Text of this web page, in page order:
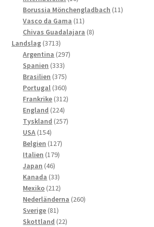
produkter
Borussia Mönchengladbach 1111
Vasco da Gama 1111
produkter
Chivas Guadalajara 88
Landslag 37133713
produkter
Argentina 297297
Spanien 333333
produkter
Brasilien 375375
produkter
Portugal 360360
produkter
Frankrike 312312
England 224224
produkter
Tyskland 257257
USA 154154
produkter
Belgien 127127
Italien 179179
Japan 4646
produkter
Kanada 3333
produkter
Mexiko 212212
produkter
Nederländerna 260260
Sverige 8181
produkter
Skottland 2222